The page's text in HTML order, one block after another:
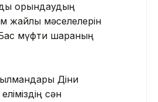
орындаудың
жайлы мәселелерін
мүфти шараның
Діни
сән